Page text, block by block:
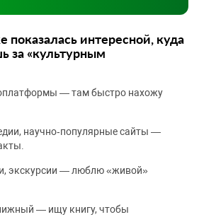
показалась интересной, куда
за «культурным
— там быстро нахожу
научно‑популярные сайты —
экскурсии — люблю «живой»
— ищу книгу, чтобы